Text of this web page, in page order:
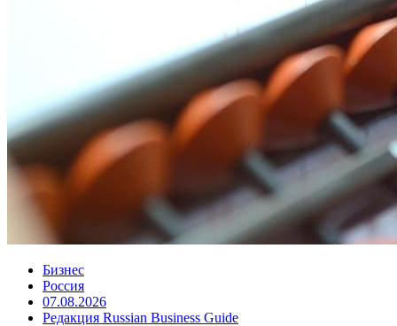
Бизнес
Россия
07.08.2026
Редакция Russian Business Guide